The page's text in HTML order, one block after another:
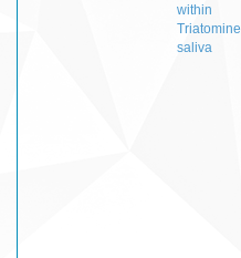
within
Triatomine
saliva